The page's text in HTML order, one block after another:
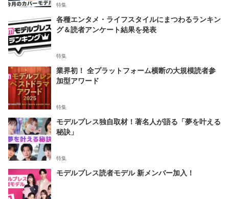
特集
各種エンタメ・ライフスタイルにまつわるランキン
グ＆読者アンケート結果を発表
特集
業界初！ 全プラットフォーム横断の大規模読者参
加型アワード
特集
モデルプレス独自取材！著名人が語る「夢を叶える
秘訣」
特集
モデルプレス読者モデル 新メンバー加入！